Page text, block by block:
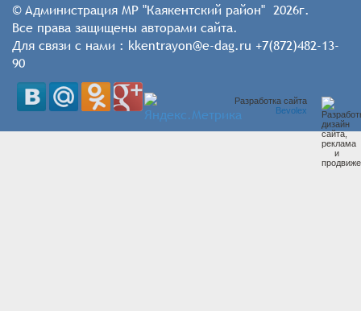
© Администрация МР "Каякентский район" 2026г.
Все права защищены авторами сайта.
Для связи с нами : kkentrayon@e-dag.ru +7(872)482-13-
90
Разработка сайта
Bevolex